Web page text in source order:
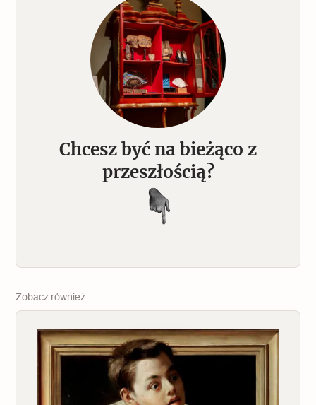
Chcesz być na bieżąco z
przeszłością?
Zobacz również